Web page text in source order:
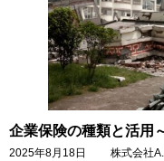
企業保険の種類と活用
2025年8月18日 株式会社